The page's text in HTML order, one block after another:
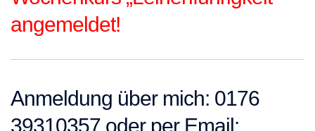
angemeldet!
Anmeldung über mich: 0176
39310357 oder per Email: